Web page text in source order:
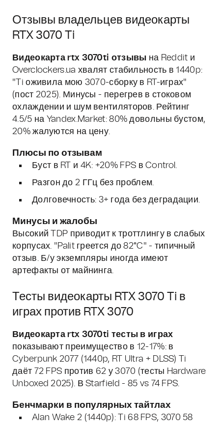
Отзывы владельцев видеокарты
RTX 3070 Ti
Видеокарта rtx 3070ti отзывы на Reddit и
Overclockers.ua хвалят стабильность в 1440p:
"Ti оживила мою 3070-сборку в RT-играх"
(пост 2025). Минусы - перегрев в стоковом
охлаждении и шум вентиляторов. Рейтинг
4.5/5 на Yandex.Market: 80% довольны бустом,
20% жалуются на цену.
Плюсы по отзывам
Буст в RT и 4K: +20% FPS в Control.
Разгон до 2 ГГц без проблем.
Долговечность: 3+ года без деградации.
Минусы и жалобы
Высокий TDP приводит к троттлингу в слабых
корпусах. "Palit греется до 82°C" - типичный
отзыв. Б/у экземпляры иногда имеют
артефакты от майнинга.
Тесты видеокарты RTX 3070 Ti в
играх против RTX 3070
Видеокарта rtx 3070ti тесты в играх
показывают преимущество в 12-17%: в
Cyberpunk 2077 (1440p, RT Ultra + DLSS) Ti
даёт 72 FPS против 62 у 3070 (тесты Hardware
Unboxed 2025). В Starfield - 85 vs 74 FPS.
Бенчмарки в популярных тайтлах
Alan Wake 2 (1440p): Ti 68 FPS, 3070 58